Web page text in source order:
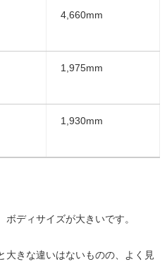
4,660mm
1,975mm
1,930mm
ディサイズが大きいです。
大きな違いはないものの、よく見